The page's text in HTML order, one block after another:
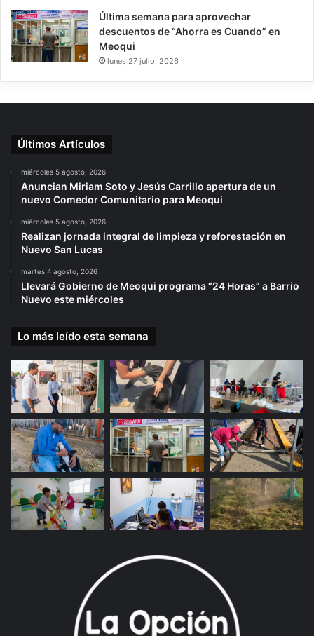
Última semana para aprovechar
descuentos de “Ahorra es Cuando” en
Meoqui
lunes 27 julio, 2026
Últimos Artículos
miércoles 5 agosto, 2026
Anuncian Miriam Soto y Jesús Carrillo apertura de un
nuevo Comedor Comunitario para Meoqui
miércoles 5 agosto, 2026
Realizan jornada integral de limpieza y reforestación en
Nuevo San Lucas
martes 4 agosto, 2026
Llevará Gobierno de Meoqui programa “24 Horas” a Barrio
Nuevo este miércoles
Lo más leído esta semana